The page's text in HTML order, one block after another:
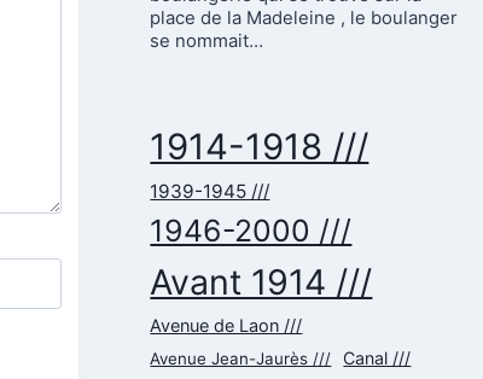
place de la Madeleine , le boulanger
se nommait…
1914-1918 ///
1939-1945 ///
1946-2000 ///
Avant 1914 ///
Avenue de Laon ///
Avenue Jean-Jaurès /// Canal ///